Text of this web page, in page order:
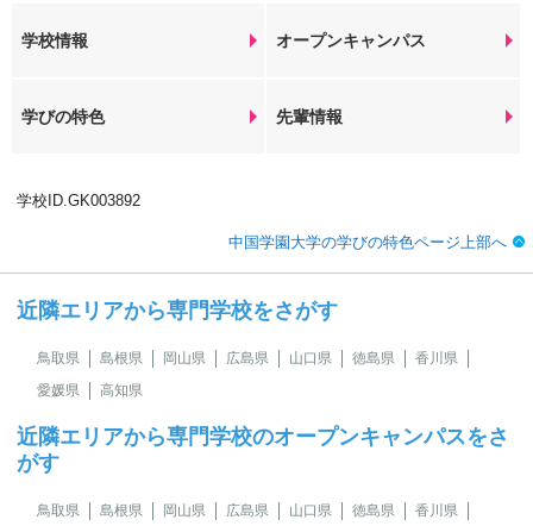
学校情報 オープンキャンパス
学びの特色 先輩情報
学校ID.GK003892
中国学園大学の学びの特色ページ上部へ
近隣エリアから専門学校をさがす
鳥取県 島根県 岡山県 広島県 山口県 徳島県
香川県
愛媛県
高知県
近隣エリアから専門学校のオープンキャンパスをさ
がす
鳥取県 島根県 岡山県 広島県 山口県 徳島県
香川県